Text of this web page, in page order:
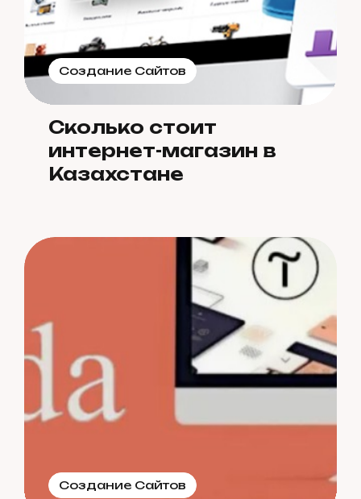
Создание Сайтов
Сколько стоит
интернет-магазин в
Казахстане
Создание Сайтов